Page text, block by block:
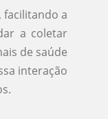
facilitando a
a coletar
de saúde
interação